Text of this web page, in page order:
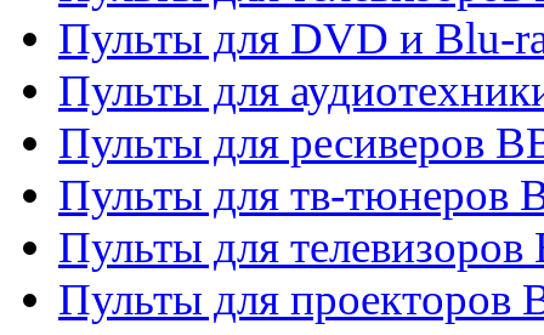
Пульты для DVD и Blu-
Пульты для
Пульты для ресиверов
Пульты для тв-тюнеров
Пульты для телевизоров
Пульты для проекторов